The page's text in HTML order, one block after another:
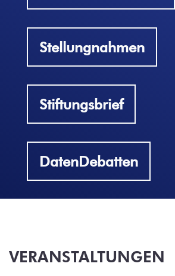
Stellungnahmen
Stiftungsbrief
DatenDebatten
VERANSTALTUNGEN